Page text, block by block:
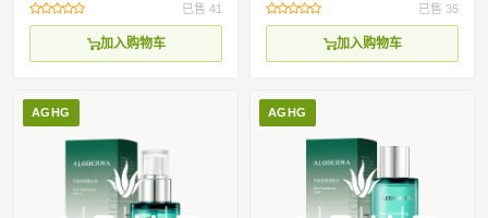
已售 41
加入购物车
已售 35
加入购物车
AGHG AGHG